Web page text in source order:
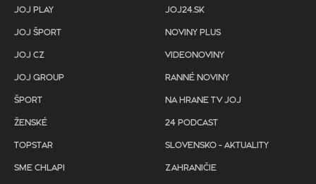
JOJ PLAY
JOJ ŠPORT
JOJ CZ
JOJ GROUP
ŠPORT
ŽENSKÉ
TOPSTAR
SME CHLAPI
JOJ24.SK
NOVINY PLUS
VIDEONOVINY
RANNÉ NOVINY
NA HRANE TV JOJ
24 PODCAST
SLOVENSKO - AKTUALITY
ZAHRANIČIE